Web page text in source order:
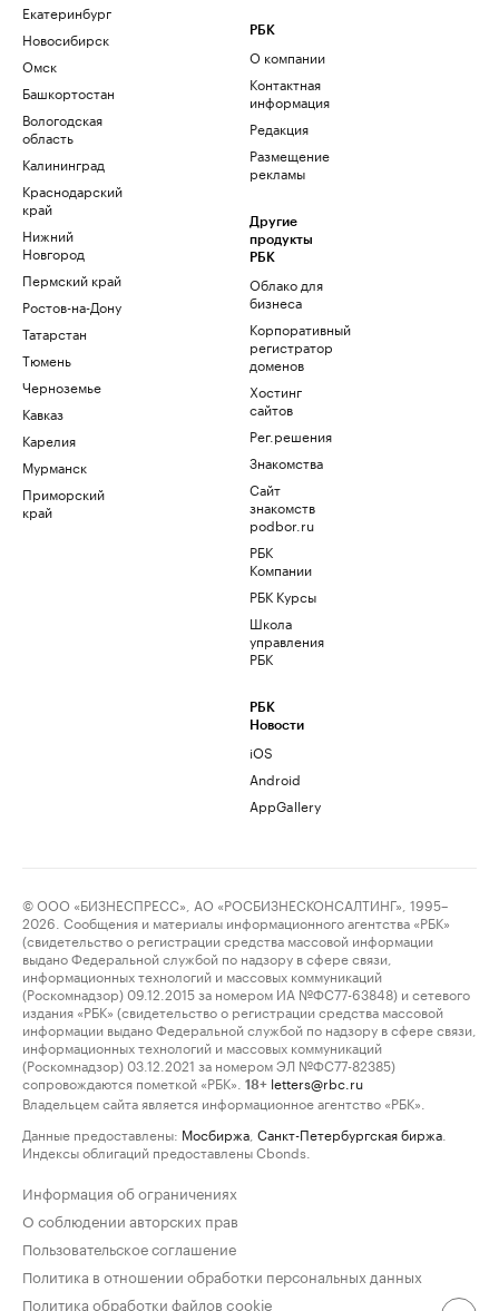
Екатеринбург
Новосибирск
Омск
Башкортостан
Вологодская
область
Калининград
Краснодарский
край
Нижний
Новгород
Пермский край
Ростов-на-Дону
Татарстан
Тюмень
Черноземье
Кавказ
Карелия
Мурманск
Приморский
край
РБК
О компании
Контактная
информация
Редакция
Размещение
рекламы
Другие
продукты
РБК
Облако для
бизнеса
Корпоративный
регистратор
доменов
Хостинг
сайтов
Рег.решения
Знакомства
Сайт
знакомств
podbor.ru
РБК
Компании
РБК Курсы
Школа
управления
РБК
РБК
Новости
iOS
Android
AppGallery
© ООО «БИЗНЕСПРЕСС», АО «РОСБИЗНЕСКОНСАЛТИНГ», 1995–
2026. Сообщения и материалы информационного агентства «РБК»
(свидетельство о регистрации средства массовой информации
выдано Федеральной службой по надзору в сфере связи,
информационных технологий и массовых коммуникаций
(Роскомнадзор) 09.12.2015 за номером ИА №ФС77-63848) и сетевого
издания «РБК» (свидетельство о регистрации средства массовой
информации выдано Федеральной службой по надзору в сфере связи,
информационных технологий и массовых коммуникаций
(Роскомнадзор) 03.12.2021 за номером ЭЛ №ФС77-82385)
сопровождаются пометкой «РБК».
18+ letters@rbc.ru
Владельцем сайта является информационное агентство «РБК».
Данные предоставлены: Мосбиржа Санкт-Петербургская биржа
Индексы облигаций предоставлены Cbonds.
Информация об ограничениях
О соблюдении авторских прав
Пользовательское соглашение
Политика в отношении обработки персональных данных
Политика обработки файлов cookie